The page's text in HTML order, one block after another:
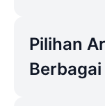
Pilihan